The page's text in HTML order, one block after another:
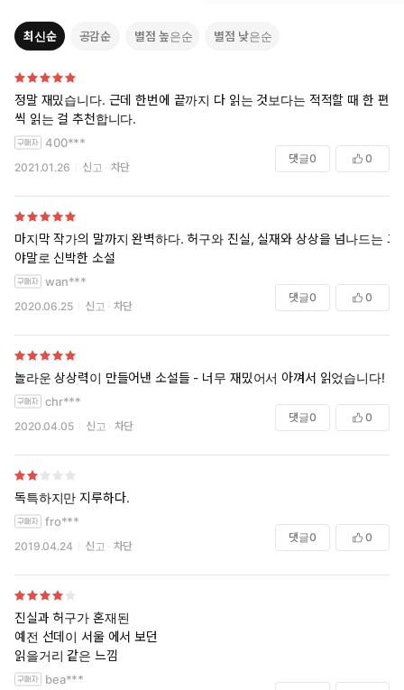
최신순 공감순 별점 높은순 별점 낮은순
정말 재밌습니다. 근데 한번에 끝까지 다 읽는 것보다는 적적할 때 한 편
씩 읽는 걸 추천합니다.
400***
2021.01.26 신고 차단
댓글0 0
마지막 작가의 말까지 완벽하다. 허구와 진실, 실재와 상상을 넘나드는 그
야말로 신박한 소설
wan***
2020.06.25 신고 차단
댓글0 0
놀라운 상상력이 만들어낸 소설들 - 너무 재밌어서 아껴서 읽었습니다!
chr***
2020.04.05 신고 차단
댓글0 0
독특하지만 지루하다.
fro***
2019.04.24 신고 차단
댓글0 0
진실과 허구가 혼재된
예전 선데이 서울 에서 보던
읽을거리 같은 느낌
bea***